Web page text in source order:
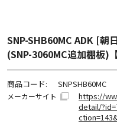
SNP-SHB60MC ADK [朝
(SNP-3060MC追加棚板)
商品コード: SNPSHB60MC
メーカーサイト
https://
detail/